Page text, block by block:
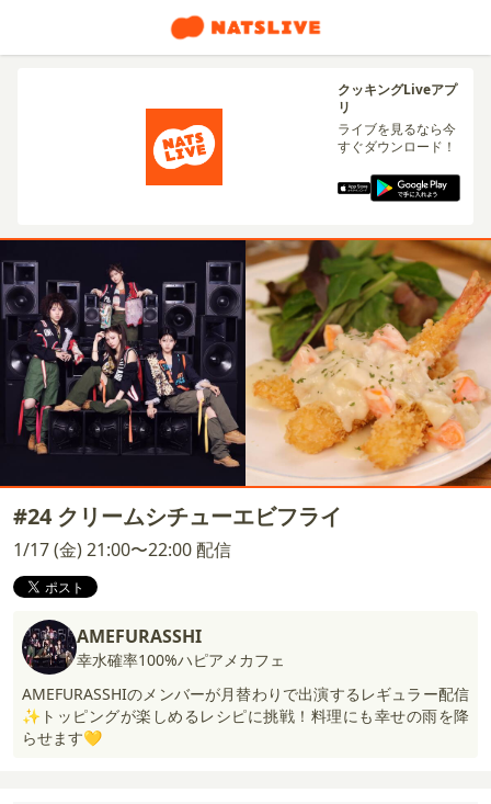
クッキングLiveアプ
リ
ライブを見るなら今
すぐダウンロード！
#24 クリームシチューエビフライ
1/17 (金) 21:00〜22:00 配信
AMEFURASSHI
幸水確率100%ハピアメカフェ
AMEFURASSHIのメンバーが月替わりで出演するレギュラー配信
✨トッピングが楽しめるレシピに挑戦！料理にも幸せの雨を降
らせます💛